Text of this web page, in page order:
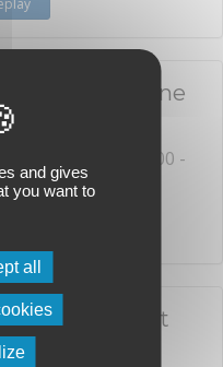
de cycline
6 octobre 2025 19h00 -
bénignes et
:
and gives
you want to
all